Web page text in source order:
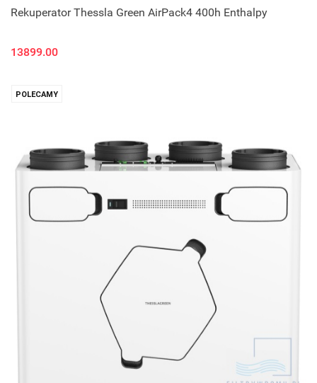
Rekuperator Thessla Green AirPack4 400h Enthalpy
13899.00
POLECAMY